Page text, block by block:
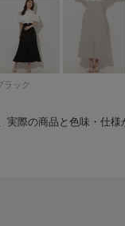
ラック
際の商品と色味・仕様